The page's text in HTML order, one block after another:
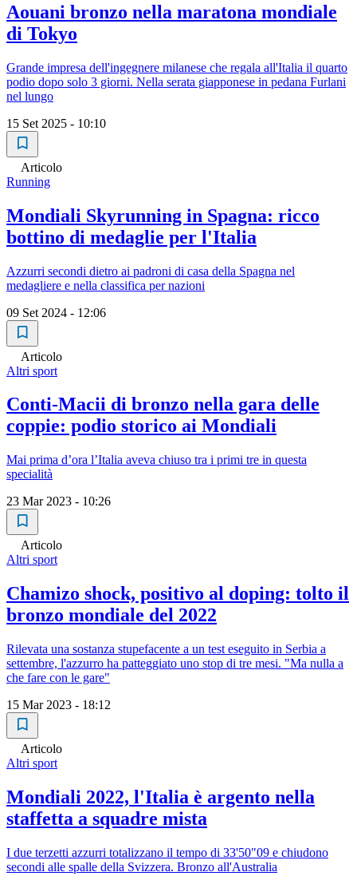
Aouani bronzo nella maratona mondiale
di Tokyo
Grande impresa dell'ingegnere milanese che regala all'Italia il quarto
podio dopo solo 3 giorni. Nella serata giapponese in pedana Furlani
nel lungo
15 Set 2025 - 10:10
Articolo
Running
Mondiali Skyrunning in Spagna: ricco
bottino di medaglie per l'Italia
Azzurri secondi dietro ai padroni di casa della Spagna nel
medagliere e nella classifica per nazioni
09 Set 2024 - 12:06
Articolo
Altri sport
Conti-Macii di bronzo nella gara delle
coppie: podio storico ai Mondiali
Mai prima d’ora l’Italia aveva chiuso tra i primi tre in questa
specialità
23 Mar 2023 - 10:26
Articolo
Altri sport
Chamizo shock, positivo al doping: tolto il
bronzo mondiale del 2022
Rilevata una sostanza stupefacente a un test eseguito in Serbia a
settembre, l'azzurro ha patteggiato uno stop di tre mesi. "Ma nulla a
che fare con le gare"
15 Mar 2023 - 18:12
Articolo
Altri sport
Mondiali 2022, l'Italia è argento nella
staffetta a squadre mista
I due terzetti azzurri totalizzano il tempo di 33'50"09 e chiudono
secondi alle spalle della Svizzera. Bronzo all'Australia